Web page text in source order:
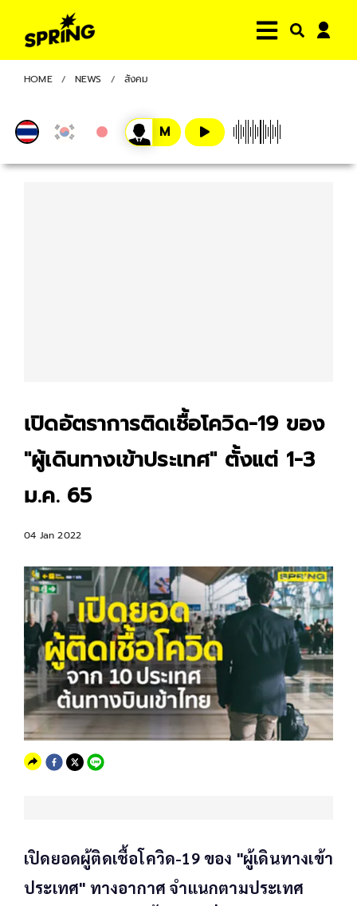
HOME NEWS สังคม
เปิดอัตราการติดเชื้อโควิด-19 ของ
"ผู้เดินทางเข้าประเทศ" ตั้งแต่ 1-3
ม.ค. 65
04 Jan 2022
เปิดยอดผู้ติดเชื้อโควิด-19 ของ "ผู้เดินทางเข้า
ประเทศ" ทางอากาศ จำแนกตามประเทศ